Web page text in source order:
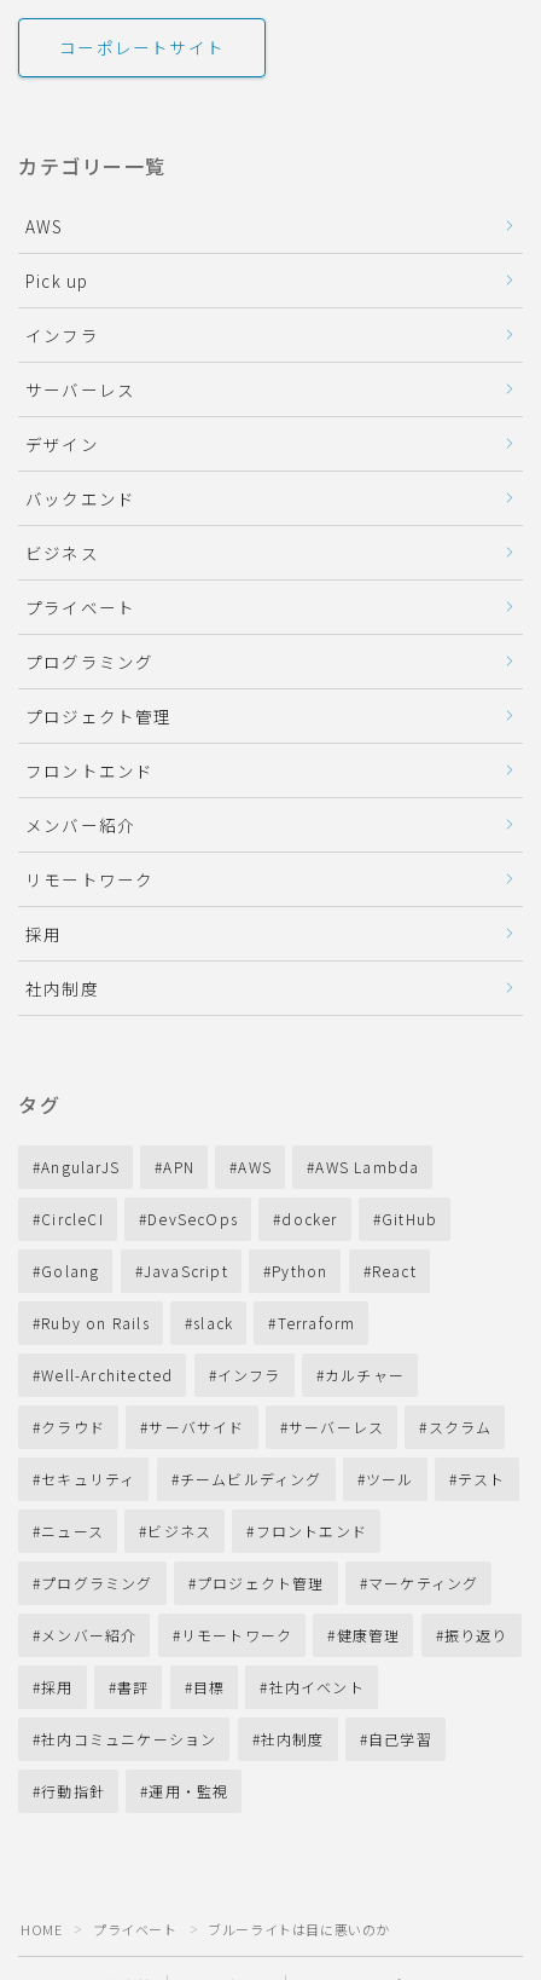
コーポレートサイト
カテゴリー一覧
AWS
Pick up
インフラ
サーバーレス
デザイン
バックエンド
ビジネス
プライベート
プログラミング
プロジェクト管理
フロントエンド
メンバー紹介
リモートワーク
採用
社内制度
タグ
AngularJS APN AWS AWS Lambda
CircleCI DevSecOps docker GitHub
Golang JavaScript Python React
Ruby on Rails slack Terraform
Well-Architected インフラ カルチャー
クラウド サーバサイド サーバーレス スクラム
セキュリティ チームビルディング ツール テスト
ニュース ビジネス フロントエンド
プログラミング プロジェクト管理 マーケティング
メンバー紹介 リモートワーク 健康管理 振り返り
採用 書評 目標 社内イベント
社内コミュニケーション 社内制度 自己学習
行動指針 運用・監視
HOME ＞ プライベート ＞ ブルーライトは目に悪いのか